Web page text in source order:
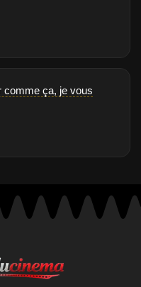
comme ça, je vous